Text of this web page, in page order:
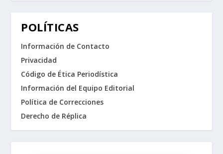
POLÍTICAS
Información de Contacto
Privacidad
Código de Ética Periodística
Información del Equipo Editorial
Política de Correcciones
Derecho de Réplica